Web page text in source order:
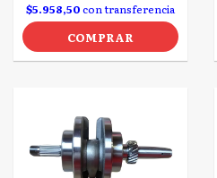
$5.958,50con transferencia
COMPRAR